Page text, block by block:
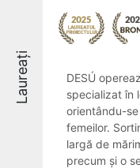
Laureați
DESÚ
specializat în
orientându-
femeilor.
largă de
precum și o